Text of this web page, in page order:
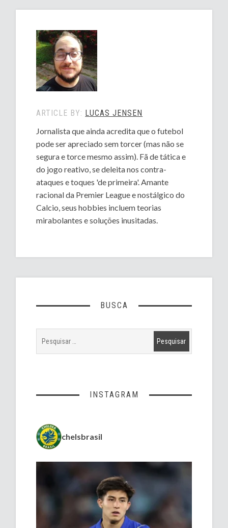
ARTICLE BY: LUCAS JENSEN
Jornalista que ainda acredita que o futebol
pode ser apreciado sem torcer (mas não se
segura e torce mesmo assim). Fã de tática e
do jogo reativo, se deleita nos contra-
ataques e toques 'de primeira'. Amante
racional da Premier League e nostálgico do
Calcio, seus hobbies incluem teorias
mirabolantes e soluções inusitadas.
BUSCA
INSTAGRAM
chelsbrasil